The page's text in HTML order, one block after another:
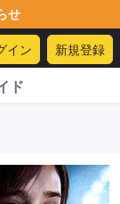
せ
イン 新規登録
ド